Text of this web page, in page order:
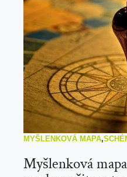
MYŠLENKOVÁ MAPA,
Myšlenková